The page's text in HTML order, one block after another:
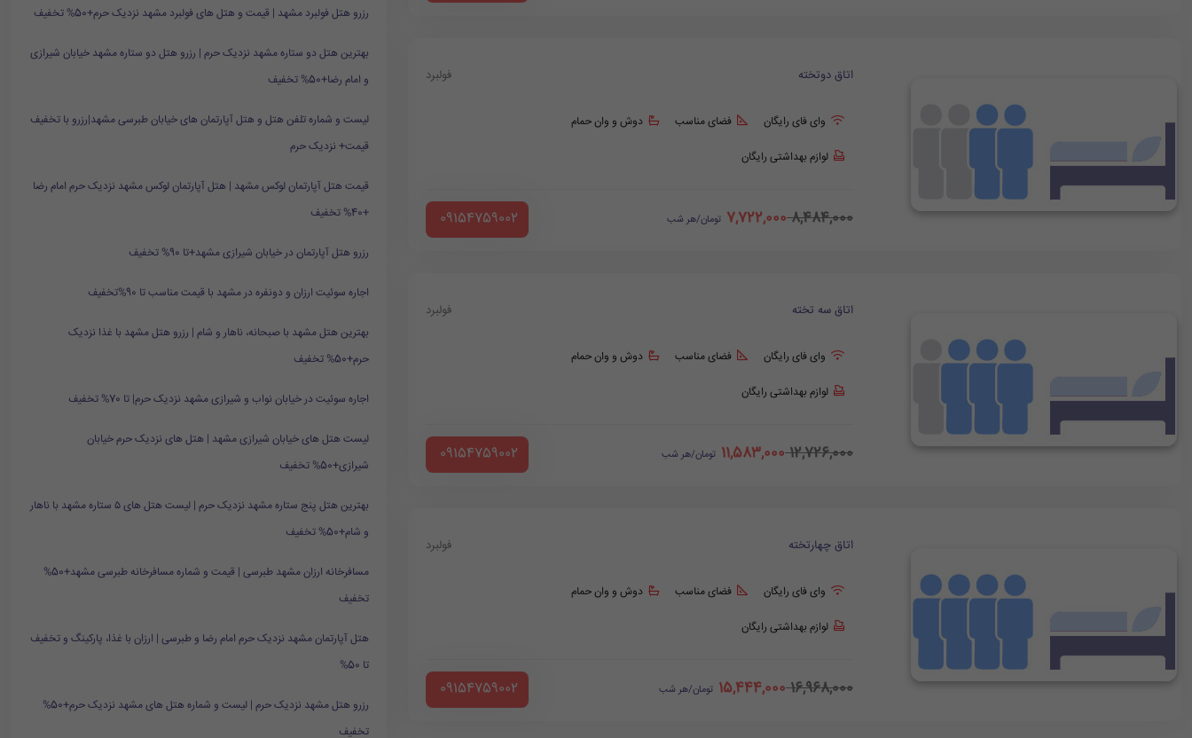
اتاق دوتخته فولبرد
وای فای رایگان فضای مناسب دوش و وان حمام
لوازم بهداشتی رایگان
8,484,000
7,722,000 تومان/هر شب ‪ 09154759002
اتاق سه تخته فولبرد
وای فای رایگان فضای مناسب دوش و وان حمام
لوازم بهداشتی رایگان
12,726,000
11,583,000 تومان/هر شب ‪ 09154759002
اتاق چهارتخته فولبرد
وای فای رایگان فضای مناسب دوش و وان حمام
لوازم بهداشتی رایگان
16,968,000
15,444,000 تومان/هر شب ‪ 09154759002
رزرو هتل فولبرد مشهد | قیمت و هتل های فولبرد مشهد نزدیک حرم+50% تخفیف
بهترین هتل دو ستاره مشهد نزدیک حرم | رزرو هتل دو ستاره مشهد خیابان شیرازی
و امام رضا+50% تخفیف
لیست و شماره تلفن هتل و هتل آپارتمان های خیابان طبرسی مشهد|رزرو با تخفیف
قیمت+ نزدیک حرم
قیمت هتل آپارتمان لوکس مشهد | هتل آپارتمان لوکس مشهد نزدیک حرم امام رضا
+40% تخفیف
رزرو هتل آپارتمان در خیابان شیرازی مشهد+تا 90% تخفیف
اجاره سوئیت ارزان و دونفره در مشهد با قیمت مناسب تا 90%تخفیف
بهترین هتل مشهد با صبحانه، ناهار و شام | رزرو هتل مشهد با غذا نزدیک
حرم+50% تخفیف
اجاره سوئیت در خیابان نواب و شیرازی مشهد نزدیک حرم| تا 70% تخفیف
لیست هتل های خیابان شیرازی مشهد | هتل های نزدیک حرم خیابان
شیرازی+50% تخفیف
بهترین هتل پنج ستاره مشهد نزدیک حرم | لیست هتل های ۵ ستاره مشهد با ناهار
و شام+50% تخفیف
مسافرخانه ارزان مشهد طبرسی | قیمت و شماره مسافرخانه طبرسی مشهد+50%
تخفیف
هتل آپارتمان مشهد نزدیک حرم امام رضا و طبرسی | ارزان با غذا، پارکینگ و تخفیف
تا 50%
رزرو هتل مشهد نزدیک حرم | لیست و شماره هتل های مشهد نزدیک حرم+50%
تخفیف